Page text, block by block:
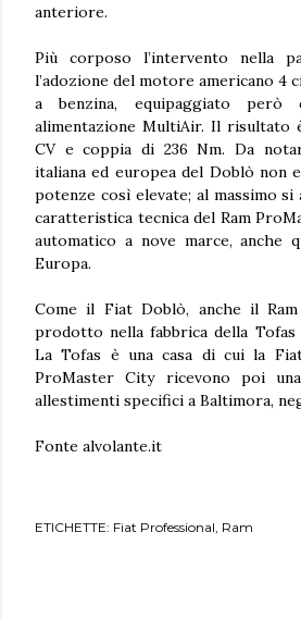
anteriore.
Più corposo l’intervento nella
l’adozione del motore americano 4
a benzina, equipaggiato
alimentazione MultiAir. Il risultato
CV e coppia di 236 Nm. Da
italiana ed europea del Doblò non
potenze così elevate; al massimo si
caratteristica tecnica del Ram
automatico a nove marce, anche
Europa.
Come il Fiat Doblò, anche il
prodotto nella fabbrica della Tofas
La Tofas è una casa di cui la
ProMaster City ricevono poi
allestimenti specifici a Baltimora,
Fonte alvolante.it
ETICHETTE: Fiat Professional Ram